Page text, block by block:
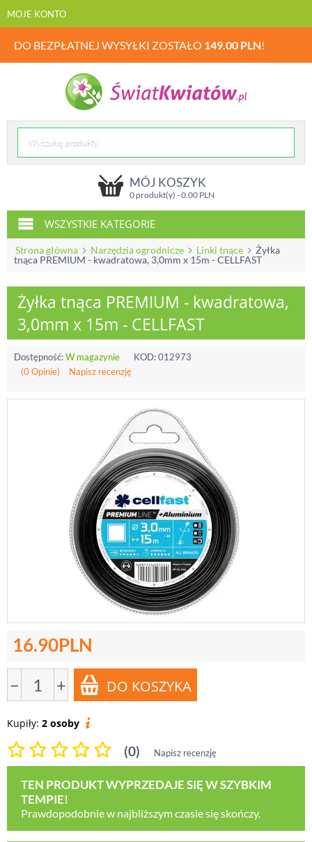
MOJE KONTO
DO BEZPŁATNEJ WYSYŁKI ZOSTAŁO 149.00 PLN!
MÓJ KOSZYK
0 produkt(y) -0.00PLN
WSZYSTKIE KATEGORIE
Strona główna Narzędzia ogrodnicze Linki tnące
Żyłka
tnąca PREMIUM - kwadratowa, 3,0mm x 15m - CELLFAST
Żyłka tnąca PREMIUM - kwadratowa,
3,0mm x 15m - CELLFAST
Dostępność:W magazynie KOD:012973
(0 Opinie)
Napisz recenzję
16.90PLN
− +
Kupiły: 2 osoby
(0) Napisz recenzję
TEN PRODUKT WYPRZEDAJE SIĘ W SZYBKIM
TEMPIE!
Prawdopodobnie w najbliższym czasie się skończy.